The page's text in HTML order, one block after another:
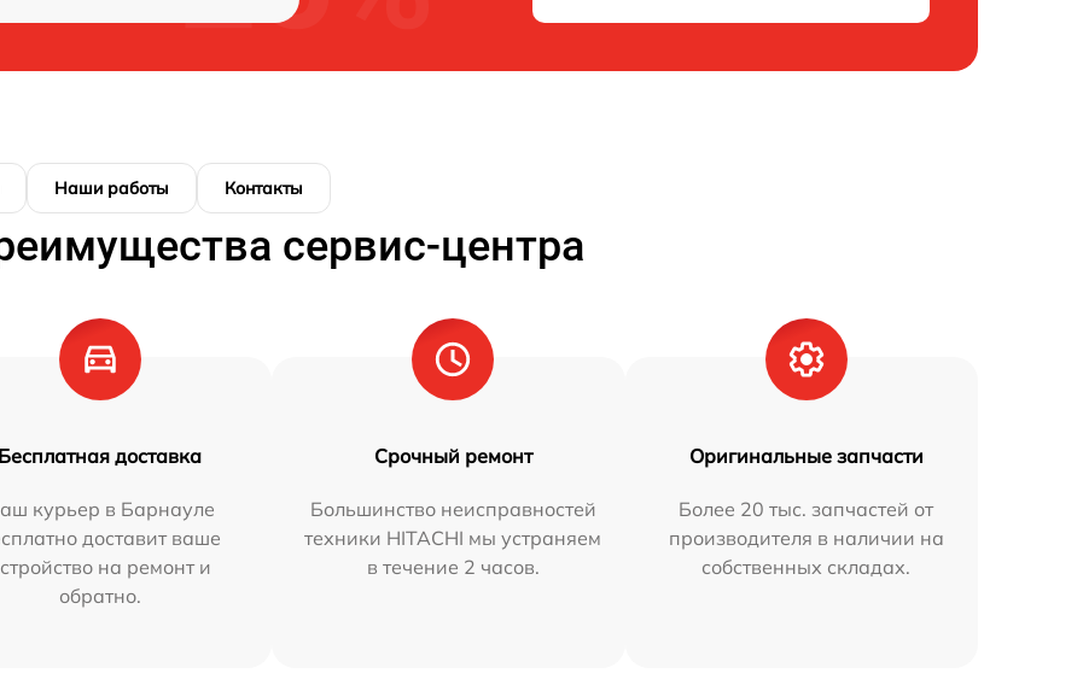
Наши работы Контакты
сервис-центра
Бесплатная доставка
курьер в Барнауле
доставит ваше
на ремонт и
обратно.
Срочный ремонт
Большинство неисправностей
техники HITACHI мы устраняем
в течение 2 часов.
Оригинальные запчасти
Более 20 тыс. запчастей от
производителя в наличии на
собственных складах.